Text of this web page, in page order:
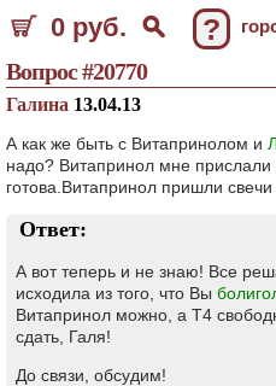
0 руб. ?
Вопрос #20770
Галина 13.04.13
А как же быть с Витапринолом и
надо? Витапринол мне прислали
готова.Витапринол пришли свечи
Ответ:
А вот теперь и не знаю! Все
исходила из того, что Вы
Витапринол можно, а Т4
сдать, Галя!
До связи, обсудим!